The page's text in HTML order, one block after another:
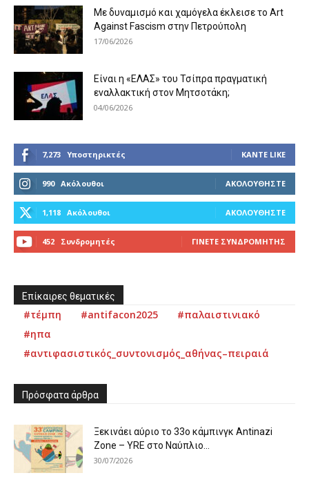
Με δυναμισμό και χαμόγελα έκλεισε το Art
Against Fascism στην Πετρούπολη
17/06/2026
Είναι η «ΕΛΑΣ» του Τσίπρα πραγματική
εναλλακτική στον Μητσοτάκη;
04/06/2026
7,273 Υποστηρικτές ΚΆΝΤΕ LIKE
990 Ακόλουθοι ΑΚΟΛΟΥΘΉΣΤΕ
1,118 Ακόλουθοι ΑΚΟΛΟΥΘΉΣΤΕ
452 Συνδρομητές ΓΊΝΕΤΕ ΣΥΝΔΡΟΜΗΤΉΣ
Επίκαιρες θεματικές
#τέμπη #antifacon2025
#παλαιστινιακό
#ηπα
#αντιφασιστικός_συντονισμός_αθήνας–πειραιά
Πρόσφατα άρθρα
Ξεκινάει αύριο το 33ο κάμπινγκ Antinazi
Zone – YRE στο Ναύπλιο...
30/07/2026